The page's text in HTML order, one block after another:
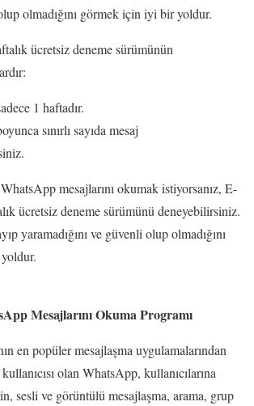
olmadığını görmek için iyi bir yoldur.
ücretsiz deneme sürümünün
1 haftadır.
sınırlı sayıda mesaj
mesajlarını okumak istiyorsanız, E-
ücretsiz deneme sürümünü deneyebilirsiniz.
yaramadığını ve güvenli olup olmadığını
Mesajlarını Okuma Programı
en popüler mesajlaşma uygulamalarından
olan WhatsApp, kullanıcılarına
sesli ve görüntülü mesajlaşma, arama, grup